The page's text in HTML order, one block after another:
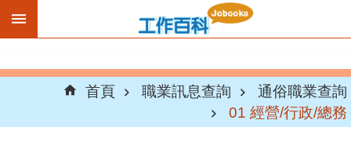
跳到主要內容區塊
首頁 職業訊息查詢
通俗職業查詢
01 經營/行政/總務